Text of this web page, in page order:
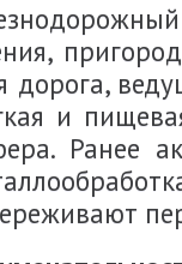
дорога,
и
Ранее